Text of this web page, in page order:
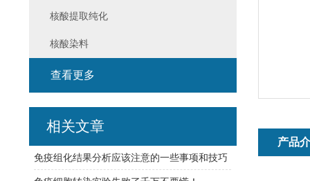
产品
核酸提取纯化
核酸染料
查看更多
相关文章
免疫组化结果分析应该注意的一些事项和技巧